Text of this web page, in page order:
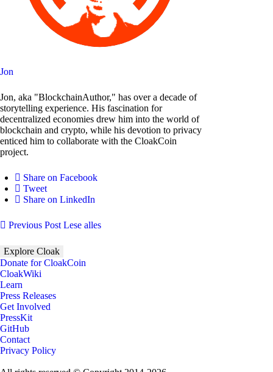
Jon
Jon, aka "BlockchainAuthor," has over a decade of
storytelling experience. His fascination for
decentralized economies drew him into the world of
blockchain and crypto, while his devotion to privacy
enticed him to collaborate with the CloakCoin
project.
Share on Facebook
Tweet
Share on LinkedIn
Previous Post Lese alles
Explore Cloak
Donate for CloakCoin
CloakWiki
Learn
Press Releases
Get Involved
PressKit
GitHub
Contact
Privacy Policy